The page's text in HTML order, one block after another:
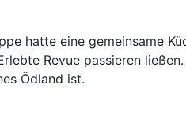
hatte eine gemeinsame
Revue passieren
Ödland ist.